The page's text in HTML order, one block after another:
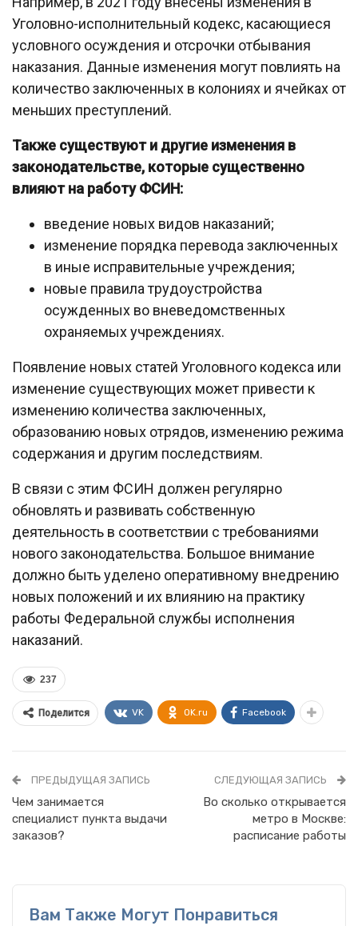
Уголовно-исполнительный кодекс, касающиеся
условного осуждения и отсрочки отбывания
наказания. Данные изменения могут повлиять на
количество заключенных в колониях и ячейках от
меньших преступлений.
Также существуют и другие изменения в
законодательстве, которые существенно
влияют на работу ФСИН:
введение новых видов наказаний;
изменение порядка перевода заключенных
в иные исправительные учреждения;
новые правила трудоустройства
осужденных во вневедомственных
охраняемых учреждениях.
Появление новых статей Уголовного кодекса или
изменение существующих может привести к
изменению количества заключенных,
образованию новых отрядов, изменению режима
содержания и другим последствиям.
В связи с этим ФСИН должен регулярно
обновлять и развивать собственную
деятельность в соответствии с требованиями
нового законодательства. Большое внимание
должно быть уделено оперативному внедрению
новых положений и их влиянию на практику
работы Федеральной службы исполнения
наказаний.
237
Поделится VK OK.ru Facebook
ПРЕДЫДУЩАЯ ЗАПИСЬ
Чем занимается
специалист пункта выдачи
заказов?
СЛЕДУЮЩАЯ ЗАПИСЬ
Во сколько открывается
метро в Москве:
расписание работы
Вам Также Могут Понравиться